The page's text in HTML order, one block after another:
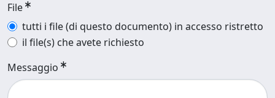
File
tutti i file (di questo documento) in accesso ristretto
il file(s) che avete richiesto
Messaggio